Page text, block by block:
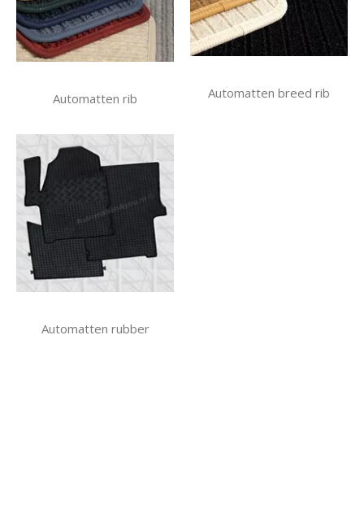
Automatten rib Automatten breed rib
Automatten rubber